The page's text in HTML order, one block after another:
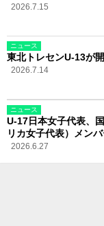
2026.7.15
ニュース
東北トレセンU-13が開
2026.7.14
ニュース
U-17日本女子代表、
リカ女子代表）メンバ
2026.6.27